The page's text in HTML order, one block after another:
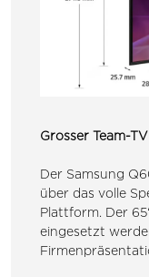
Grosser Team-
Der Samsung
über das volle
Plattform. Der
eingesetzt